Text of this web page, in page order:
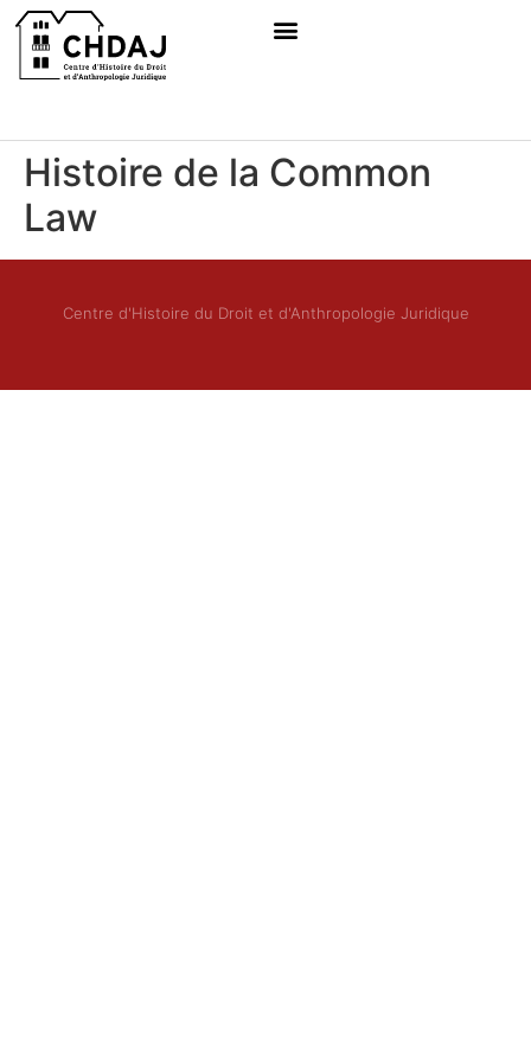
Histoire de la Common
Law
Centre d'Histoire du Droit et d'Anthropologie Juridique